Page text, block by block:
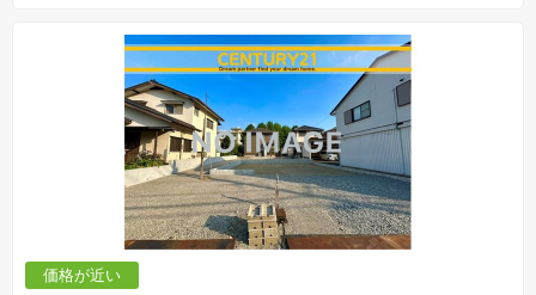
価格が近い